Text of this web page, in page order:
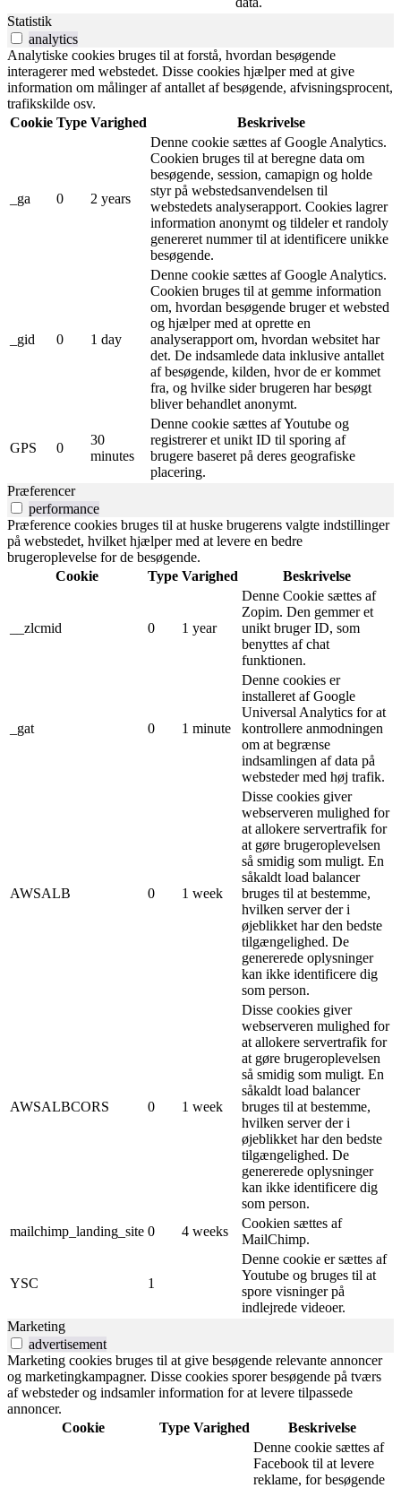
Statistik
analytics
Analytiske cookies bruges til at forstå, hvordan besøgende
interagerer med webstedet. Disse cookies hjælper med at give
information om målinger af antallet af besøgende, afvisningsprocent,
trafikskilde osv.
Cookie Type Varighed Beskrivelse
_ga 0 2 years
Denne cookie sættes af Google Analytics.
Cookien bruges til at beregne data om
besøgende, session, camapign og holde
styr på webstedsanvendelsen til
webstedets analyserapport. Cookies lagrer
information anonymt og tildeler et randoly
genereret nummer til at identificere unikke
besøgende.
_gid 0 1 day
Denne cookie sættes af Google Analytics.
Cookien bruges til at gemme information
om, hvordan besøgende bruger et websted
og hjælper med at oprette en
analyserapport om, hvordan websitet har
det. De indsamlede data inklusive antallet
af besøgende, kilden, hvor de er kommet
fra, og hvilke sider brugeren har besøgt
bliver behandlet anonymt.
GPS 0
30
minutes
Denne cookie sættes af Youtube og
registrerer et unikt ID til sporing af
brugere baseret på deres geografiske
placering.
Præferencer
performance
Præference cookies bruges til at huske brugerens valgte indstillinger
på webstedet, hvilket hjælper med at levere en bedre
brugeroplevelse for de besøgende.
Cookie
Type Varighed Beskrivelse
__zlcmid 0 1 year
Denne Cookie sættes af
Zopim. Den gemmer et
unikt bruger ID, som
benyttes af chat
funktionen.
_gat 0 1 minute
Denne cookies er
installeret af Google
Universal Analytics for at
kontrollere anmodningen
om at begrænse
indsamlingen af ​​data på
websteder med høj trafik.
AWSALB 0 1 week
Disse cookies giver
webserveren mulighed for
at allokere servertrafik for
at gøre brugeroplevelsen
så smidig som muligt. En
såkaldt load balancer
bruges til at bestemme,
hvilken server der i
øjeblikket har den bedste
tilgængelighed. De
genererede oplysninger
kan ikke identificere dig
som person.
AWSALBCORS 0 1 week
Disse cookies giver
webserveren mulighed for
at allokere servertrafik for
at gøre brugeroplevelsen
så smidig som muligt. En
såkaldt load balancer
bruges til at bestemme,
hvilken server der i
øjeblikket har den bedste
tilgængelighed. De
genererede oplysninger
kan ikke identificere dig
som person.
mailchimp_landing_site 0 4 weeks
Cookien sættes af
MailChimp.
YSC 1
Denne cookie er sættes af
Youtube og bruges til at
spore visninger på
indlejrede videoer.
Marketing
advertisement
Marketing cookies bruges til at give besøgende relevante annoncer
og marketingkampagner. Disse cookies sporer besøgende på tværs
af websteder og indsamler information for at levere tilpassede
annoncer.
Cookie
Type Varighed
Beskrivelse
Denne cookie sættes af
Facebook til at levere
reklame, for besøgende